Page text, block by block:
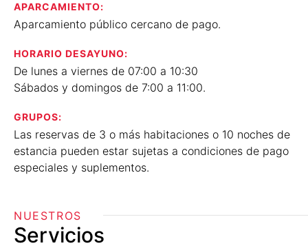
APARCAMIENTO:
Aparcamiento público cercano de pago.
HORARIO DESAYUNO:
De lunes a viernes de 07:00 a 10:30
Sábados y domingos de 7:00 a 11:00.
GRUPOS:
Las reservas de 3 o más habitaciones o 10 noches de
estancia pueden estar sujetas a condiciones de pago
especiales y suplementos.
NUESTROS
Servicios